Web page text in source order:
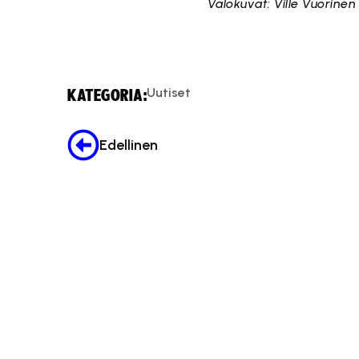
Valokuvat: Ville Vuorinen
KATEGORIA:Uutiset
Edellinen